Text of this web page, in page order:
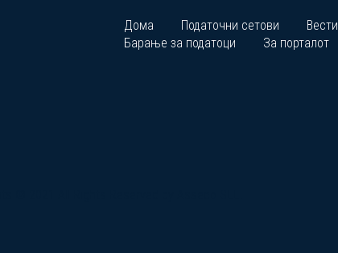
Дома Податочни сетови Вести
Барање за податоци
За порталот